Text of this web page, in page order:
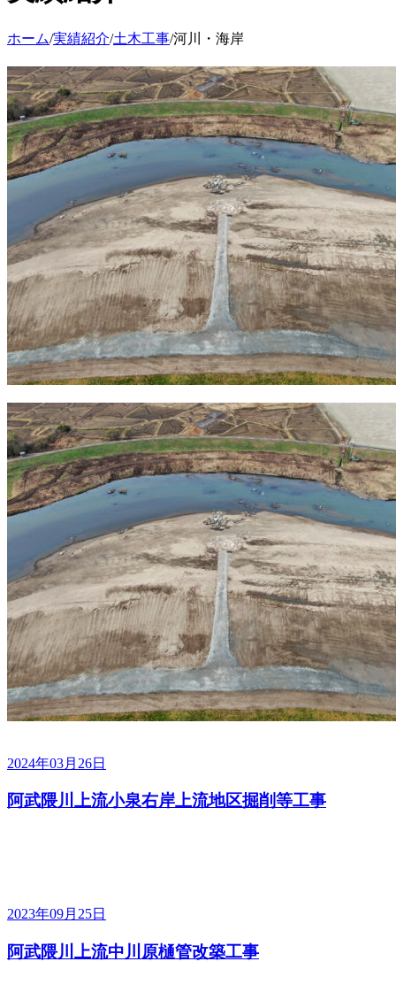
ホーム/実績紹介/土木工事/河川・海岸
2024年03月26日
阿武隈川上流小泉右岸上流地区掘削等工事
2023年09月25日
阿武隈川上流中川原樋管改築工事